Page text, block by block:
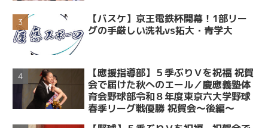
【バスケ】京王電鉄杯開幕！1部リー
グの手厳しい洗礼vs拓大・青学大
【應援指導部】５季ぶりＶを祝福 祝賀
会で届けた秋へのエール／慶應義塾体
育会野球部令和８年度東京六大学野球
春季リーグ戦優勝 祝賀会～後編～